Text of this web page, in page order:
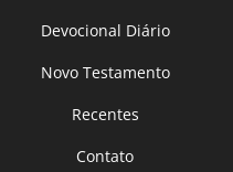
Devocional Diário
Novo Testamento
Recentes
Contato